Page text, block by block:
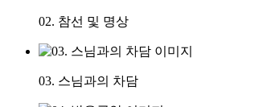
02. 참선 및 명상
03. 스님과의 차담